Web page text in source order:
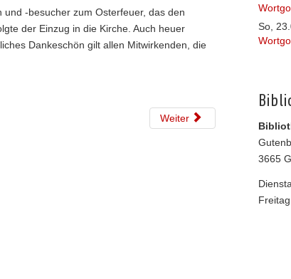
-besucher zum Osterfeuer, das den
der Einzug in die Kirche. Auch heuer
Dankeschön gilt allen Mitwirkenden, die
Weiter
So,
3665